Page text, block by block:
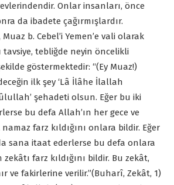
Onlar insanları, önce
da ibadete çağırmışlardır.
b. Cebel’i Yemen’e vali olarak
tavsiye, tebliğde neyin öncelikli
göstermektedir: “(Ey Muaz!)
ilk şey ‘Lâ İlâhe İlallah
şehadeti olsun. Eğer bu iki
bu defa Allah’ın her gece ve
farz kıldığını onlara bildir. Eğer
sana itaat ederlerse bu defa onlara
farz kıldığını bildir. Bu zekât,
ve fakirlerine verilir.”(Buharî, Zekât, 1)